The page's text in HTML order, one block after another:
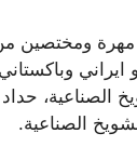
ومختصين
ايراني
الصناعية،
الصناعية.